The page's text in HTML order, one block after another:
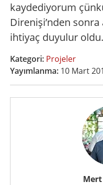
kaydediyorum
Direnişi’nden
ihtiyaç duyulur oldu.
Kategori: Projeler
Yayımlanma: 10 Mart